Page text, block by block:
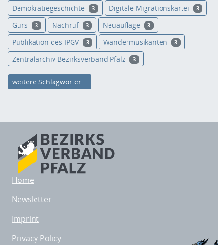
Demokratiegeschichte 3 Digitale Migrationskartei 3
Gurs 3 Nachruf 3 Neuauflage 3
Publikation des IPGV 3 Wandermusikanten 3
Zentralarchiv Bezirksverband Pfalz 3
weitere Schlagwörter...
Home
Newsletter
Imprint
Privacy Policy